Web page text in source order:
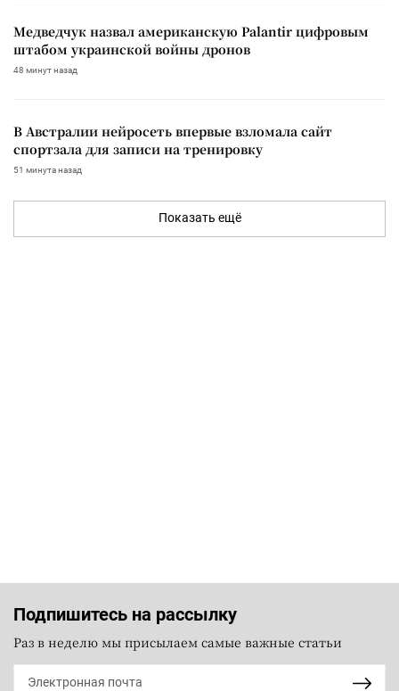
Медведчук назвал американскую Palantir цифровым
штабом украинской войны дронов
48 минут назад
В Австралии нейросеть впервые взломала сайт
спортзала для записи на тренировку
51 минута назад
Показать ещё
Подпишитесь на рассылку
Раз в неделю мы присылаем самые важные статьи